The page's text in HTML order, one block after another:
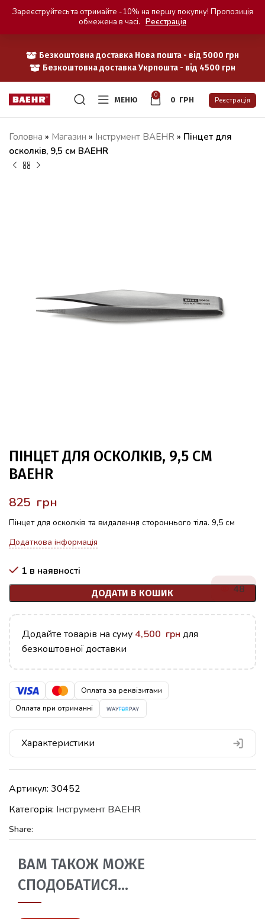
Безкоштовна доставка Нова пошта - від 5000 грн
Безкоштовна доставка Укрпошта - від 4500 грн
МЕНЮ
0
0 ГРН Реєстрація
Головна » Магазин » Iнструмент BAEHR » Пінцет для
осколків, 9,5 см BAEHR
ПІНЦЕТ ДЛЯ ОСКОЛКІВ, 9,5 СМ
BAEHR
грн
Пінцет для осколків та видалення стороннього тіла. 9,5 см
Додаткова інформація
1 в наявності
ДОДАТИ В КОШИК 48
Додайте товарів на суму 4,500 грн для
безкоштовної доставки
Оплата за реквізитами
Оплата при отриманні
Характеристики
Артикул: 30452
Категорія: Iнструмент BAEHR
Share:
ВАМ ТАКОЖ МОЖЕ
СПОДОБАТИСЯ…
Зареєструйтесь та отримайте -10% на першу покупку! Пропозиція
обмежена в часі. Реєстрація